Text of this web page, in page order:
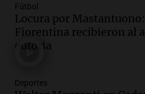
Panorama Federal
Episodios
Audio.
importantes
Fútbol
Locura por
Fiorentina recibieron al
euforia
Deportes